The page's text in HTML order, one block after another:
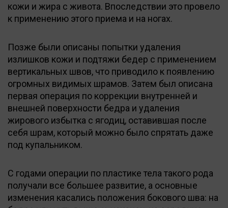
кожи и жира с живота. Впоследствии это провело
к применению этого приема и на ногах.
Позже были описаны попытки удаления
излишков кожи и подтяжи бедер с применением
вертикальных швов, что приводило к появлению
огромных видимых шрамов. Затем был описана
первая операция по коррекции внутренней и
внешней поверхности бедра и удаления
жирового избытка с ягодиц, оставившая после
себя шрам, который можно было спрятать даже
под купальником.
С годами операции по пластике тела такого рода
получали все большее развитие, а основные
изменения касались положения бокового шва: на